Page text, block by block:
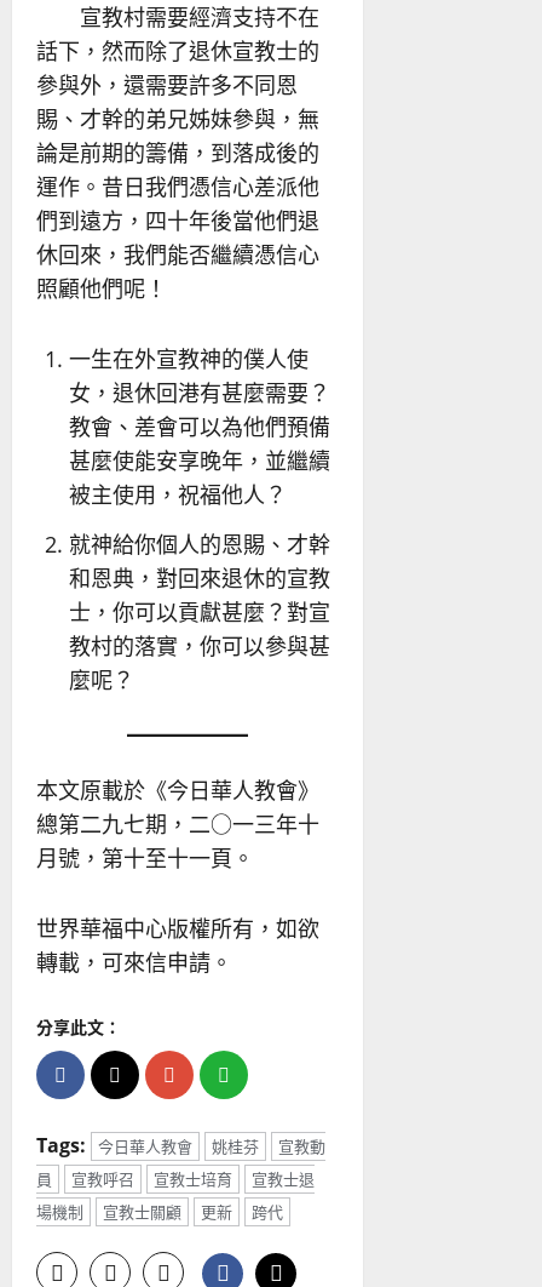
宣教村需要經濟支持不在
話下，然而除了退休宣教士的
參與外，還需要許多不同恩
賜、才幹的弟兄姊妹參與，無
論是前期的籌備，到落成後的
運作。昔日我們憑信心差派他
們到遠方，四十年後當他們退
休回來，我們能否繼續憑信心
照顧他們呢！
一生在外宣教神的僕人使
女，退休回港有甚麼需要？
教會、差會可以為他們預備
甚麼使能安享晚年，並繼續
被主使用，祝福他人？
就神給你個人的恩賜、才幹
和恩典，對回來退休的宣教
士，你可以貢獻甚麼？對宣
教村的落實，你可以參與甚
麼呢？
本文原載於《今日華人教會》
總第二九七期，二○一三年十
月號，第十至十一頁。
世界華福中心版權所有，如欲
轉載，可來信申請。
分享此文：
Tags: 今日華人教會 姚桂芬
宣教動
員
宣教呼召 宣教士培育
宣教士退
場機制
宣教士關顧 更新 跨代